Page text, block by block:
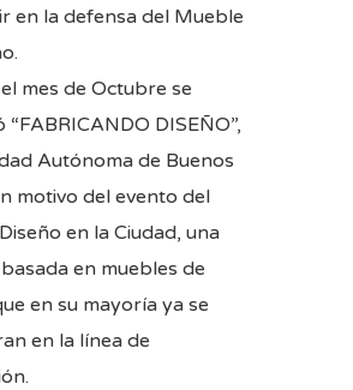
en la defensa del Mueble
mes de Octubre se
DISEÑO”,
Autónoma de Buenos
motivo del evento del
en la Ciudad, una
en muebles de
en su mayoría ya se
en la línea de